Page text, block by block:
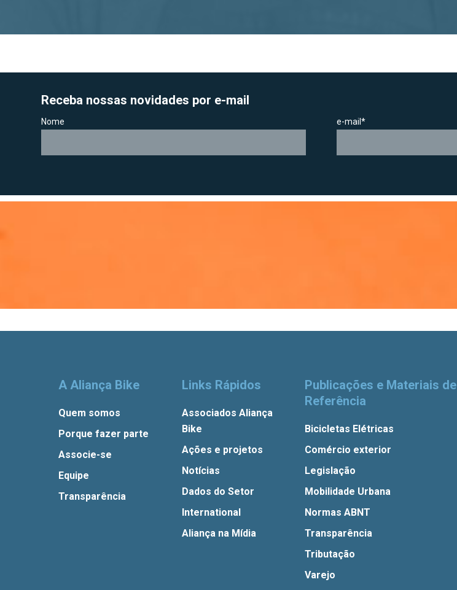
Receba nossas novidades por e-mail
Nome e-mail*
A Aliança Bike
Quem somos
Porque fazer parte
Associe-se
Equipe
Transparência
Links Rápidos
Associados Aliança
Bike
Ações e projetos
Notícias
Dados do Setor
International
Aliança na Mídia
Publicações e Materiais de
Referência
Bicicletas Elétricas
Comércio exterior
Legislação
Mobilidade Urbana
Normas ABNT
Transparência
Tributação
Varejo